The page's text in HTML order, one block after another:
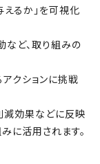
るか」を可視化
など、取り組みの
クションに挑戦
減効果などに反映
に活用されます。